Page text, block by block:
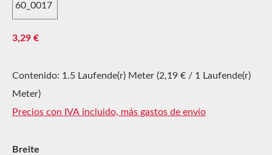
Precio normal:
3,29 €
Contenido: 1.5 Laufende(r) Meter (2,19 € / 1 Laufende(r)
Meter)
Precios con IVA incluido, más gastos de envío
Seleccione
Breite